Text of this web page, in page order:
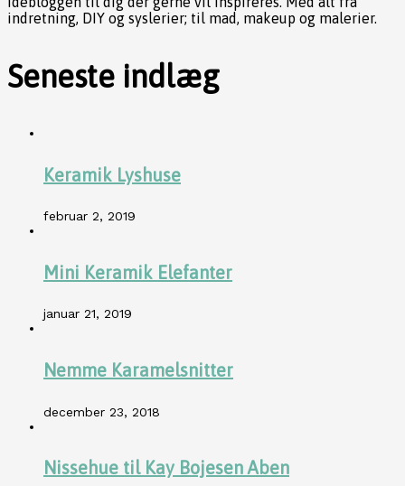
indretning, DIY og syslerier; til mad, makeup og malerier.
Seneste indlæg
Keramik Lyshuse
februar 2, 2019
Mini Keramik Elefanter
januar 21, 2019
Nemme Karamelsnitter
december 23, 2018
Nissehue til Kay Bojesen Aben